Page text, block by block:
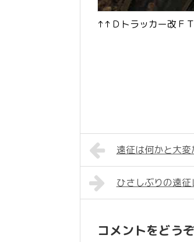
↑↑Ｄトラッカー改Ｆ
遠征は何かと大変
ひさしぶりの遠征
コメントをどう